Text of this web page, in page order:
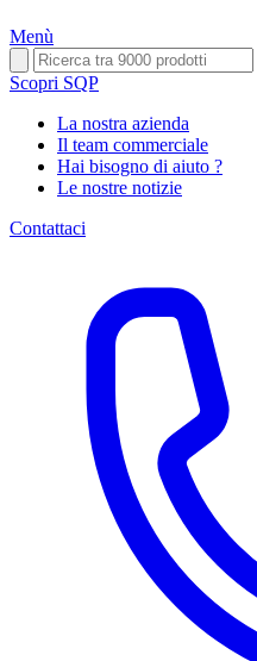
Menù
Scopri SQP
La nostra azienda
Il team commerciale
Hai bisogno di aiuto ?
Le nostre notizie
Contattaci